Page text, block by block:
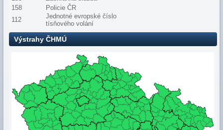
158
Policie ČR
112
Jednotné evropské číslo
tísňového volání
Výstrahy ČHMÚ